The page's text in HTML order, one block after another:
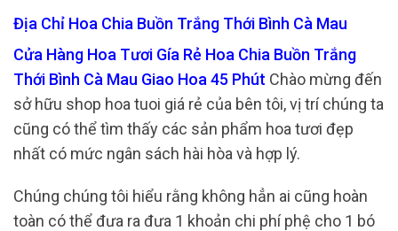
Địa Chỉ Hoa Chia Buồn Trắng Thới Bình Cà Mau
Cửa Hàng Hoa Tươi Gía Rẻ Hoa Chia Buồn Trắng
Thới Bình Cà Mau Giao Hoa 45 Phút Chào mừng đến
sở hữu shop hoa tuoi giá rẻ của bên tôi, vị trí chúng ta
cũng có thể tìm thấy các sản phẩm hoa tươi đẹp
nhất có mức ngân sách hài hòa và hợp lý.
Chúng chúng tôi hiểu rằng không hẳn ai cũng hoàn
toàn có thể đưa ra đưa 1 khoản chi phí phệ cho 1 bó